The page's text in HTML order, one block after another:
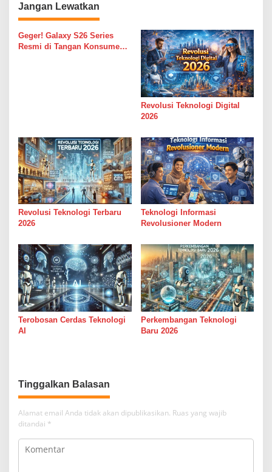
Jangan Lewatkan
Geger! Galaxy S26 Series
Resmi di Tangan Konsumen
Revolusi Teknologi Digital
2026
Revolusi Teknologi Terbaru
2026
Teknologi Informasi
Revolusioner Modern
Terobosan Cerdas Teknologi
AI
Perkembangan Teknologi
Baru 2026
Tinggalkan Balasan
Alamat email Anda tidak akan dipublikasikan. Ruas yang wajib
ditandai *